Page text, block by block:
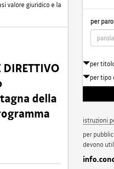
valore giuridico e la
della
per
per
per tipo
istruzioni
per
devono